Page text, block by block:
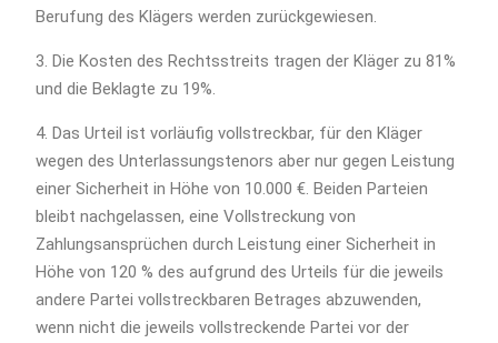
Berufung des Klägers werden zurückgewiesen.
3. Die Kosten des Rechtsstreits tragen der Kläger zu 81%
und die Beklagte zu 19%.
4. Das Urteil ist vorläufig vollstreckbar, für den Kläger
wegen des Unterlassungstenors aber nur gegen Leistung
einer Sicherheit in Höhe von 10.000 €. Beiden Parteien
bleibt nachgelassen, eine Vollstreckung von
Zahlungsansprüchen durch Leistung einer Sicherheit in
Höhe von 120 % des aufgrund des Urteils für die jeweils
andere Partei vollstreckbaren Betrages abzuwenden,
wenn nicht die jeweils vollstreckende Partei vor der